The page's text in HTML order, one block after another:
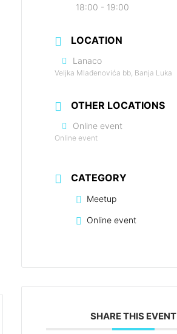
18:00 - 19:00
LOCATION
Lanaco
Veljka Mlađenovića bb, Banja Luka
OTHER LOCATIONS
Online event
Online event
CATEGORY
Meetup
Online event
SHARE THIS EVENT